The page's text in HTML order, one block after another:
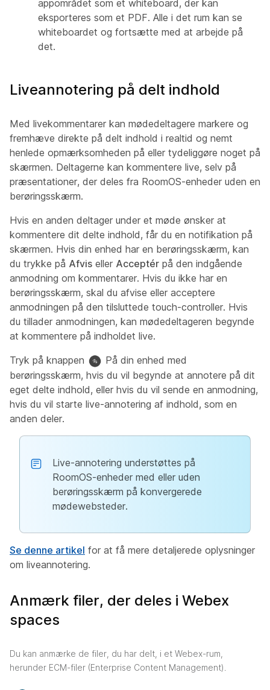
appområdet som et whiteboard, der kan
eksporteres som et PDF. Alle i det rum kan se
whiteboardet og fortsætte med at arbejde på
det.
Liveannotering på delt indhold
Med livekommentarer kan mødedeltagere markere og
fremhæve direkte på delt indhold i realtid og nemt
henlede opmærksomheden på eller tydeliggøre noget på
skærmen. Deltagerne kan kommentere live, selv på
præsentationer, der deles fra RoomOS-enheder uden en
berøringsskærm.
Hvis en anden deltager under et møde ønsker at
kommentere dit delte indhold, får du en notifikation på
skærmen. Hvis din enhed har en berøringsskærm, kan
du trykke på Afvis eller Acceptér på den indgående
anmodning om kommentarer. Hvis du ikke har en
berøringsskærm, skal du afvise eller acceptere
anmodningen på den tilsluttede touch-controller. Hvis
du tillader anmodningen, kan mødedeltageren begynde
at kommentere på indholdet live.
Tryk på knappen
På din enhed med
berøringsskærm, hvis du vil begynde at annotere på dit
eget delte indhold, eller hvis du vil sende en anmodning,
hvis du vil starte live-annotering af indhold, som en
anden deler.
Live-annotering understøttes på
RoomOS-enheder med eller uden
berøringsskærm på konvergerede
mødewebsteder.
Se denne artikel for at få mere detaljerede oplysninger
om liveannotering.
Anmærk filer, der deles i Webex
spaces
Du kan anmærke de filer, du har delt, i et Webex-rum,
herunder ECM-filer (Enterprise Content Management).